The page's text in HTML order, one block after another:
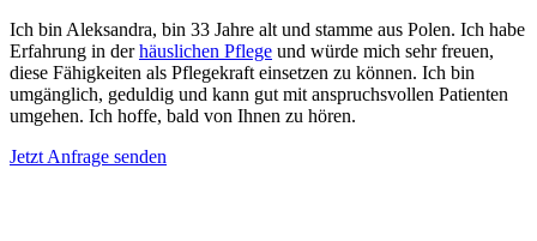
Ich bin Aleksandra, bin 33 Jahre alt und stamme aus Polen. Ich habe
Erfahrung in derhäuslichen Pflege und würde mich sehr freuen,
diese Fähigkeiten als Pflegekraft einsetzen zu können. Ich bin
umgänglich, geduldig und kann gut mit anspruchsvollen Patienten
umgehen. Ich hoffe, bald von Ihnen zu hören.
Jetzt Anfrage senden